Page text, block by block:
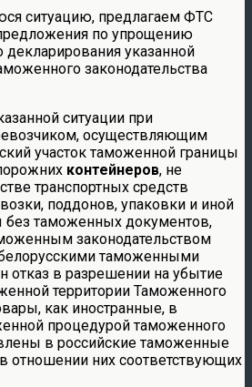
ситуацию, предлагаем ФТС
по упрощению
указанной
законодательства
ситуации при
осуществляющим
участок таможенной границы
контейнеров, не
транспортных средств
поддонов, упаковки и иной
без таможенных документов,
законодательством
таможенными
отказ в разрешении на убытие
территории Таможенного
как иностранные, в
процедурой таможенного
в российские таможенные
отношении них соответствующих